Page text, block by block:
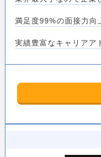
満足度99%の面接力向
実績豊富なキャリアア